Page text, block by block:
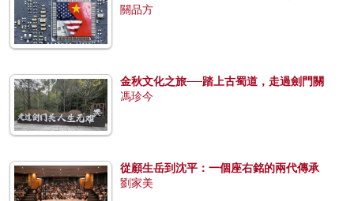
關品方
金秋文化之旅──踏上古蜀道，走過劍門關
馮珍今
從顧生岳到沈平：一個座右銘的兩代傳承
劉家美